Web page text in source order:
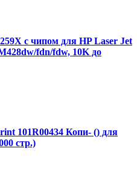
с чипом для HP Laser Jet
fdn/fdw, 10K до
101R00434 Копи- () для
стр.)